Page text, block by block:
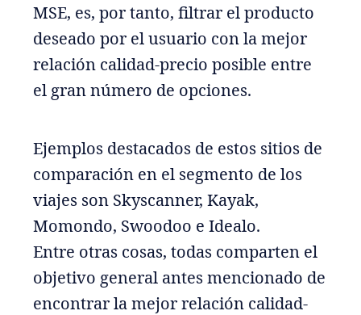
MSE, es, por tanto, filtrar el producto
deseado por el usuario con la mejor
relación calidad-precio posible entre
el gran número de opciones.
Ejemplos destacados de estos sitios de
comparación en el segmento de los
viajes son Skyscanner, Kayak,
Momondo, Swoodoo e Idealo.
Entre otras cosas, todas comparten el
objetivo general antes mencionado de
encontrar la mejor relación calidad-